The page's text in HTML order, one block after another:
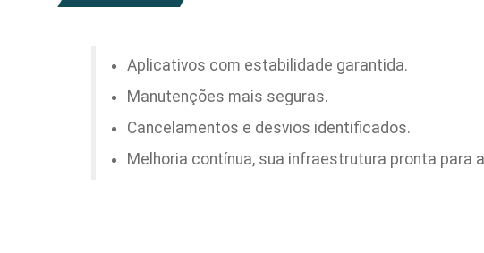
Aplicativos com estabilidade garantida.
Manutenções mais seguras.
Cancelamentos e desvios identificados.
Melhoria contínua, sua infraestrutura pronta para